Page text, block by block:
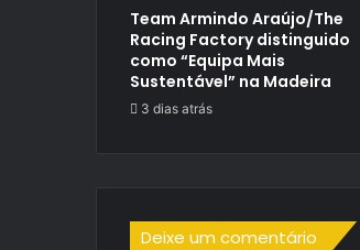
Team Armindo Araújo/The
Racing Factory distinguido
como “Equipa Mais
Sustentável” na Madeira
3 dias atrás
Deixe um comentário